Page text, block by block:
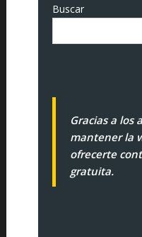
Buscar
Gracias a los
mantener la
ofrecerte
gratuita.